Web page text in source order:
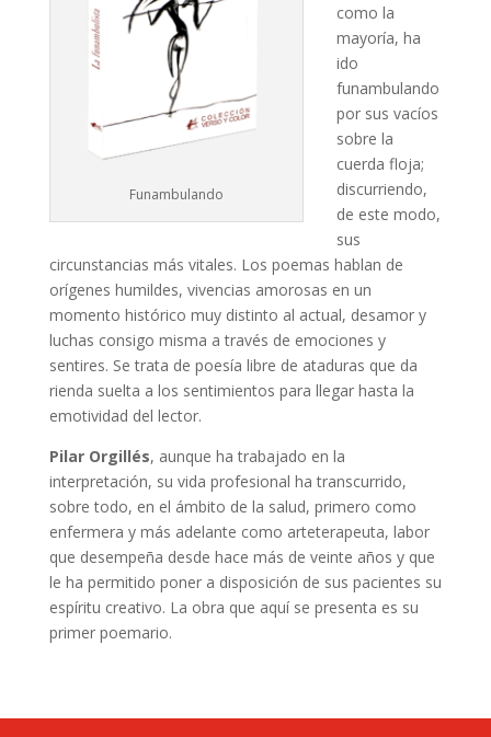
Funambulando
como la
mayoría, ha
ido
funambulando
por sus vacíos
sobre la
cuerda floja;
discurriendo,
de este modo,
sus
circunstancias más vitales. Los poemas hablan de
orígenes humildes, vivencias amorosas en un
momento histórico muy distinto al actual, desamor y
luchas consigo misma a través de emociones y
sentires. Se trata de poesía libre de ataduras que da
rienda suelta a los sentimientos para llegar hasta la
emotividad del lector.
Pilar Orgillés, aunque ha trabajado en la
interpretación, su vida profesional ha transcurrido,
sobre todo, en el ámbito de la salud, primero como
enfermera y más adelante como arteterapeuta, labor
que desempeña desde hace más de veinte años y que
le ha permitido poner a disposición de sus pacientes su
espíritu creativo. La obra que aquí se presenta es su
primer poemario.